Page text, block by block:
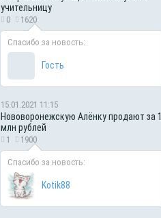
учительницу
0 1620
Спасибо за новость:
Гость
15.01.2021 11:15
Нововоронежскую Алёнку продают за 1
млн рублей
1 1900
Спасибо за новость:
Kotik88